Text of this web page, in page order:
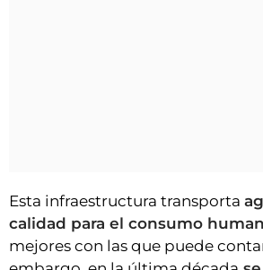
Esta infraestructura transporta
calidad para el consumo
mejores con las que puede